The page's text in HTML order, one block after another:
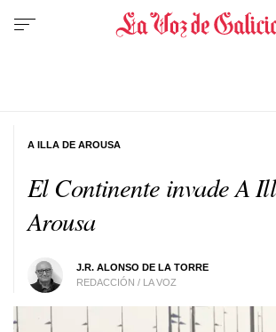
El Continente invade A
Arousa
J.R. ALONSO DE LA TORRE
REDACCIÓN / LA VOZ
A ILLA DE AROUSA